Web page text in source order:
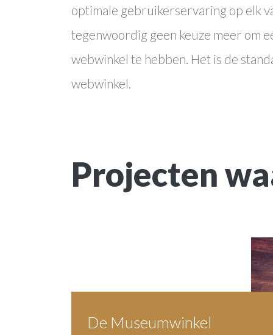
optimale gebruikerservaring op elk
tegenwoordig geen keuze meer om
webwinkel te hebben. Het is de
webwinkel.
Projecten
De Museumwinkel
BruistenGroen B.V.